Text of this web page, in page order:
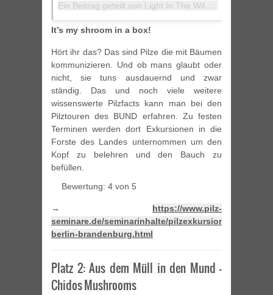
Ein Beitrag geteilt von Light In The Wild (@light_in_the_wild)
It’s my shroom in a box!
Hört ihr das? Das sind Pilze die mit Bäumen
kommunizieren. Und ob mans glaubt oder
nicht, sie tuns ausdauernd und zwar
ständig. Das und noch viele weitere
wissenswerte Pilzfacts kann man bei den
Pilztouren des BUND erfahren. Zu festen
Terminen werden dort Exkursionen in die
Forste des Landes unternommen um den
Kopf zu belehren und den Bauch zu
befüllen.
Bewertung: 4 von 5
→ https://www.pilz-
seminare.de/seminarinhalte/pilzexkursion-
berlin-brandenburg.html
Platz 2: Aus dem Müll in den Mund –
Chidos Mushrooms